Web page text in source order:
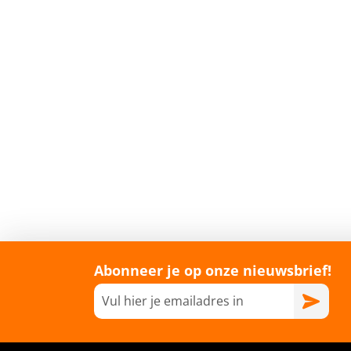
Abonneer je op onze nieuwsbrief!